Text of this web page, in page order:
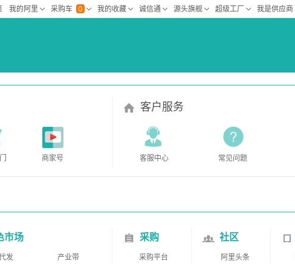
商家号
客户服务
客服中心 常见问题
市场
发 产业带
采购
采购平台
社区
阿里头条